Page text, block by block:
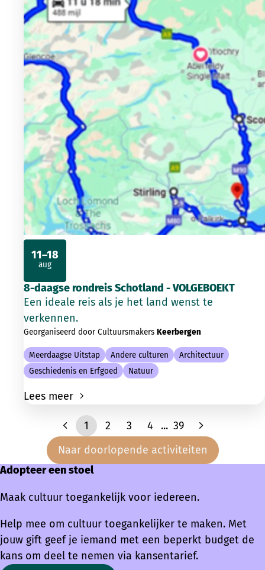
8-daagse rondreis Schotland - VOLGEBOEKT
Een ideale reis als je het land wenst te
verkennen.
Georganiseerd door Cultuursmakers Keerbergen
Meerdaagse Uitstap Andere culturen
Architectuur
Geschiedenis en Erfgoed
Natuur
Lees meer
11–18
aug
2026
1 2 3 4 ... 39
Naar doorlopende activiteiten
Adopteer een stoel
Maak cultuur toegankelijk voor iedereen.
Help mee om cultuur toegankelijker te maken. Met
jouw gift geef je iemand met een beperkt budget de
kans om deel te nemen via kansentarief.